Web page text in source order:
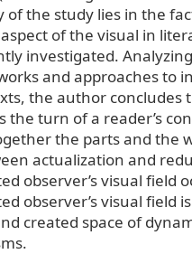
of the study lies in the
of the visual in
investigated.
and approaches to
the author concludes
the turn of a reader’s
the parts and the
actualization and
observer’s visual field
observer’s visual field
created space of